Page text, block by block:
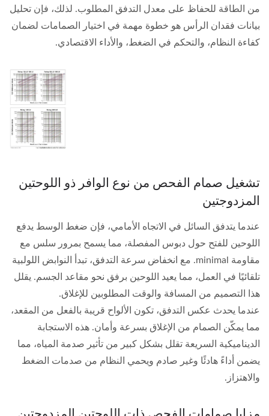
من الطاقة للحفاظ على معدل التدفق المطلوب. لذلك، فإن تحليل
بيانات فقدان الرأس هو خطوة مهمة في اختيار الصمامات لضمان
كفاءة النظام، والتحكم في الضغط، والأداء الاقتصادي.
تشغيل صمام الفحص من نوع الوافر ذو اللوحتين
المزدوجتين
عندما يتدفق السائل في الاتجاه الأمامي، فإن ضغط الوسط يدفع
اللوحين للفتح حول دبوس المفصلة، مما يسمح بمرور سلس مع
مقاومة minimal. مع انخفاض سرعة التدفق، تبدأ النوابض اللولبية
تلقائيًا في العمل، مما يعيد اللوحين برفق نحو مقاعد الجسم. يقلل
هذا التصميم من المسافة والوقت المطلوبين للإغلاق.
عندما يحدث عكس التدفق، تكون الألواح قريبة بالفعل من المقعد،
مما يمكّن الصمام من الإغلاق بسرعة وأمان. هذه الاستجابة
الديناميكية السريعة تقلل بشكل كبير من تأثير صدمة المياه، مما
يضمن أداءً هادئًا وغير صادم ويحمي النظام من صدمات الضغط
والاهتزاز.